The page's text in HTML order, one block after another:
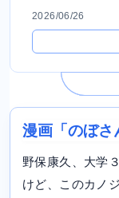
2026/06/26
漫画「のぼさ
野保康久、大学
けど、このカノ